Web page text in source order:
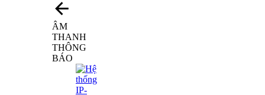
ÂM
THANH
THÔNG
BÁO